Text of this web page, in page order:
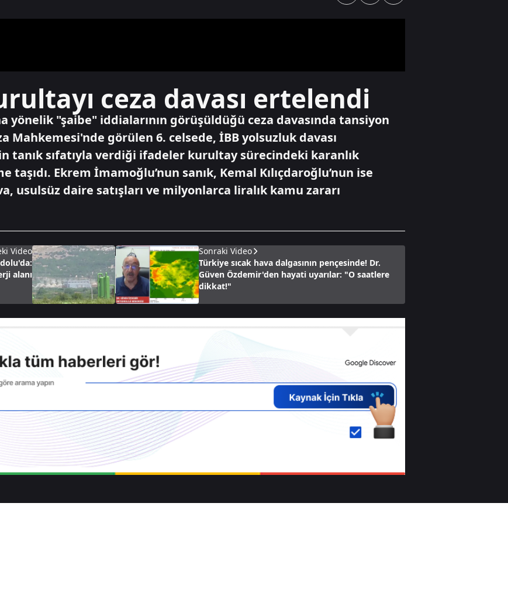
Bölgesel dengeleri
Tek dijital çatı
altında tam
güvenlik
Dünya
Pentagon'dan yeni
UFO dosyaları! 41
gizli belge daha
ceza davası ertelendi
yönelik "şaibe" iddialarının görüşüldüğü ceza davasında tansiyon
Mahkemesi'nde görülen 6. celsede, İBB yolsuzluk davası
tanık sıfatıyla verdiği ifadeler kurultay sürecindeki karanlık
Ekrem İmamoğlu’nun sanık, Kemal Kılıçdaroğlu’nun ise
usulsüz daire satışları ve milyonlarca liralık kamu zararı
Video
alanı
Sonraki Video
Türkiye sıcak hava dalgasının pençesinde! Dr.
Güven Özdemir'den hayati uyarılar: "O saatlere
dikkat!"